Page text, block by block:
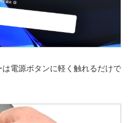
電源ボタンに軽く触れるだけで